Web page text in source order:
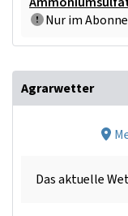
Nur im
Agrarwetter
Das aktuelle